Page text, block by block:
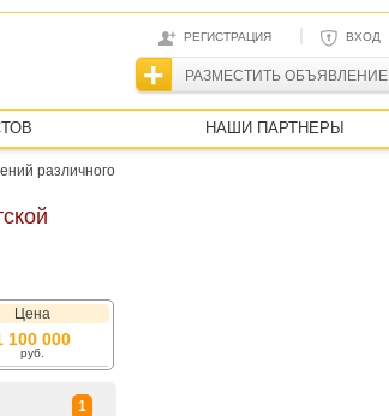
РЕГИСТРАЦИЯ | ВХОД
РАЗМЕСТИТЬ ОБЪЯВЛЕНИЕ
НАШИ ПАРТНЕРЫ
различного
Цена
100 000
руб.
1